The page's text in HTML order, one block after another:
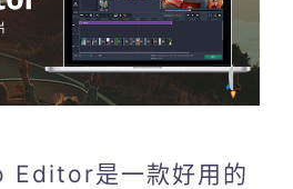
是一款好用的